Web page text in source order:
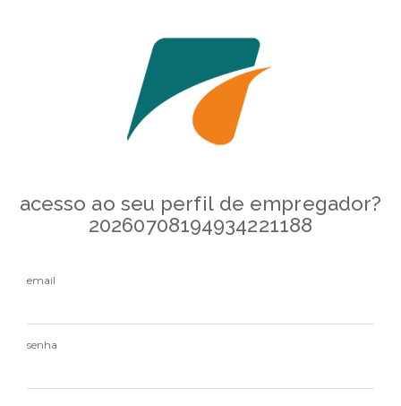
acesso ao seu perfil de empregador?
20260708194934221188
email
senha